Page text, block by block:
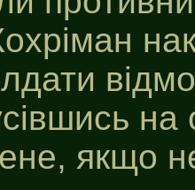
на
якщо